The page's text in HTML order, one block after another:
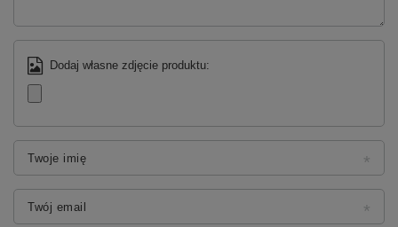
Dodaj własne zdjęcie produktu:
Twoje imię
Twój email